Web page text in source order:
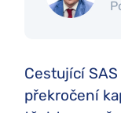
Cestující
překročení